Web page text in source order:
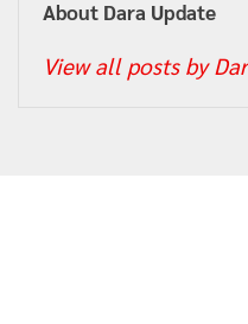
About Dara Update
View all posts by